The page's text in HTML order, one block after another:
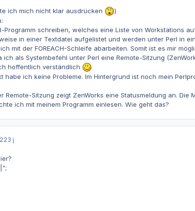
ich mich nicht klar ausdrücken
)
Programm schreiben, welches eine Liste von Workstations
in einer Textdatei aufgelistet und werden unter Perl in
mit der FOREACH-Schleife abarbeiten. Somit ist es mir
ich als Systembefehl unter Perl eine Remote-Sitzung
hoffentlich verständlich
habe ich keine Probleme. Im Hintergrund ist noch mein
Remote-Sitzung zeigt ZenWorks eine Statusmeldung an.
ich mit meinem Programm einlesen. Wie geht das?
23 j